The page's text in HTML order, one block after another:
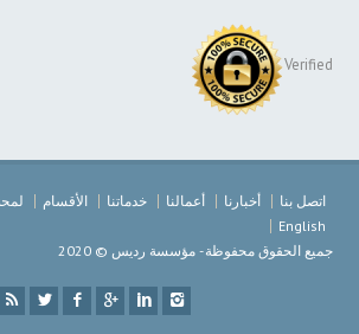
Verified
الأقسام خدماتنا أعمالنا أخبارنا
اتصل بنا
English
جميع الحقوق محفوظة - مؤسسة رديس © 2020